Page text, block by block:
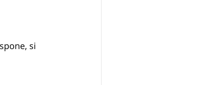
si